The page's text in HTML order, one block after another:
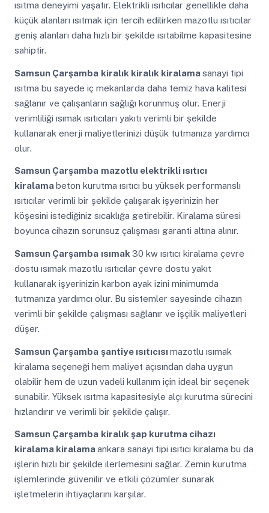
ısıtma deneyimi yaşatır. Elektrikli ısıtıcılar genellikle daha
küçük alanları ısıtmak için tercih edilirken mazotlu ısıtıcılar
geniş alanları daha hızlı bir şekilde ısıtabilme kapasitesine
sahiptir.
Samsun Çarşamba kiralık kiralık kiralamasanayi tipi
ısıtma bu sayede iç mekanlarda daha temiz hava kalitesi
sağlanır ve çalışanların sağlığı korunmuş olur. Enerji
verimliliği ısımak ısıtıcıları yakıtı verimli bir şekilde
kullanarak enerji maliyetlerinizi düşük tutmanıza yardımcı
olur.
Samsun Çarşamba mazotlu elektrikli ısıtıcı
kiralamabeton kurutma ısıtıcı bu yüksek performanslı
ısıtıcılar verimli bir şekilde çalışarak işyerinizin her
köşesini istediğiniz sıcaklığa getirebilir. Kiralama süresi
boyunca cihazın sorunsuz çalışması garanti altına alınır.
Samsun Çarşamba ısımak 30 kw ısıtıcı kiralama çevre
dostu ısımak mazotlu ısıtıcılar çevre dostu yakıt
kullanarak işyerinizin karbon ayak izini minimumda
tutmanıza yardımcı olur. Bu sistemler sayesinde cihazın
verimli bir şekilde çalışması sağlanır ve işçilik maliyetleri
düşer.
Samsun Çarşamba şantiye ısıtıcısımazotlu ısımak
kiralama seçeneği hem maliyet açısından daha uygun
olabilir hem de uzun vadeli kullanım için ideal bir seçenek
sunabilir. Yüksek ısıtma kapasitesiyle alçı kurutma sürecini
hızlandırır ve verimli bir şekilde çalışır.
Samsun Çarşamba kiralık şap kurutma cihazı
kiralama kiralamaankara sanayi tipi ısıtıcı kiralama bu da
işlerin hızlı bir şekilde ilerlemesini sağlar. Zemin kurutma
işlemlerinde güvenilir ve etkili çözümler sunarak
işletmelerin ihtiyaçlarını karşılar.